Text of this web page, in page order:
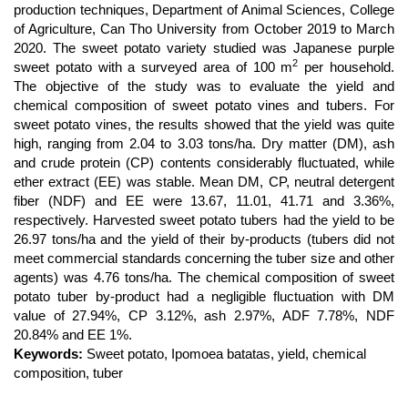
production techniques, Department of Animal Sciences, College
of Agriculture, Can Tho University from October 2019 to March
2020. The sweet potato variety studied was Japanese purple
sweet potato with a surveyed area of ​​100 m2
per household.
The objective of the study was to evaluate the yield and
chemical composition of sweet potato vines and tubers. For
sweet potato vines, the results showed that the yield was quite
high, ranging from 2.04 to 3.03 tons/ha. Dry matter (DM), ash
and crude protein (CP) contents considerably fluctuated, while
ether extract (EE) was stable. Mean DM, CP, neutral detergent
fiber (NDF) and EE were 13.67, 11.01, 41.71 and 3.36%,
respectively. Harvested sweet potato tubers had the yield to be
26.97 tons/ha and the yield of their by-products (tubers did not
meet commercial standards concerning the tuber size and other
agents) was 4.76 tons/ha. The chemical composition of sweet
potato tuber by-product had a negligible fluctuation with DM
value of 27.94%, CP 3.12%, ash 2.97%, ADF 7.78%, NDF
20.84% ​​and EE 1%.
Keywords: Sweet potato, Ipomoea batatas, yield, chemical
composition, tuber